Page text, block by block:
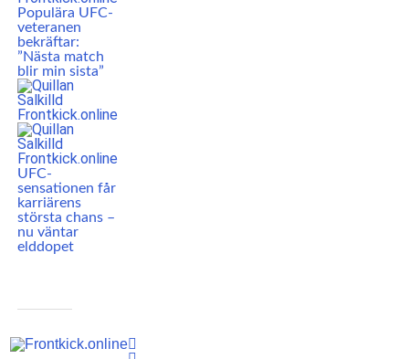
Populära UFC-
veteranen
bekräftar:
”Nästa match
blir min sista”
UFC-
sensationen får
karriärens
största chans –
nu väntar
elddopet